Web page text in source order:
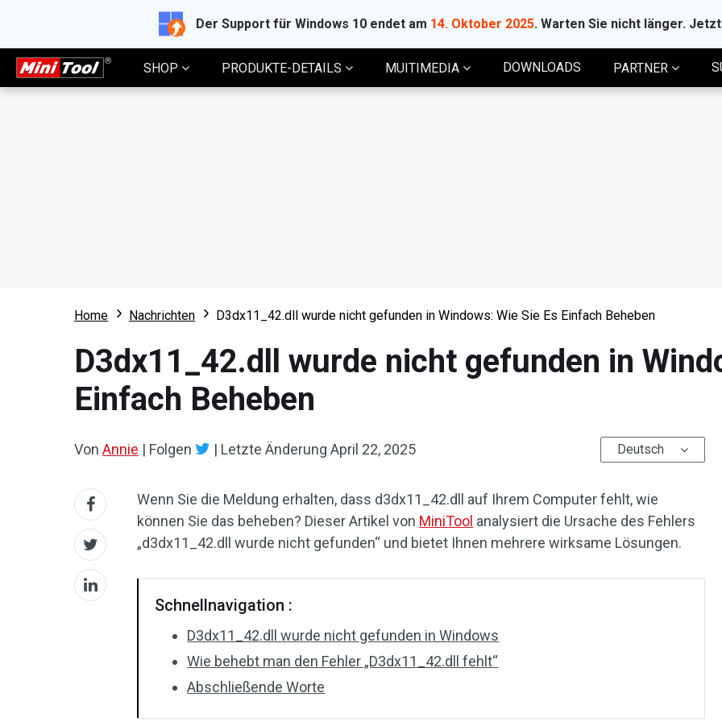
Der Support für Windows 10 endet am 14. Oktober 2025. Warten Sie nicht länger.
SHOP PRODUKTE-DETAILS MUITIMEDIA DOWNLOADS PARTNER
Home Nachrichten D3dx11_42.dll wurde nicht gefunden in Windows: Wie Sie Es Einfach Beheben
D3dx11_42.dll wurde nicht gefunden in
Einfach Beheben
Von Annie | Folgen | Letzte Änderung April 22, 2025 Deutsch
Wenn Sie die Meldung erhalten, dass d3dx11_42.dll auf Ihrem Computer fehlt, wie
können Sie das beheben? Dieser Artikel von MiniTool analysiert die Ursache des Fehlers
„d3dx11_42.dll wurde nicht gefunden“ und bietet Ihnen mehrere wirksame Lösungen.
Schnellnavigation :
D3dx11_42.dll wurde nicht gefunden in Windows
Wie behebt man den Fehler „D3dx11_42.dll fehlt“
Abschließende Worte